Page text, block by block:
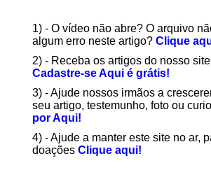
1) - O vídeo não abre? O arquivo
algum erro neste artigo? Clique
2) - Receba os artigos do nosso
Cadastre-se Aqui é grátis!
3) - Ajude nossos irmãos a
seu artigo, testemunho, foto ou
por Aqui!
4) - Ajude a manter este site no ar,
doações Clique aqui!